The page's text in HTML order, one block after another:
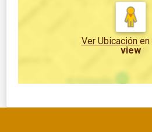
Ver Ubicación en
view